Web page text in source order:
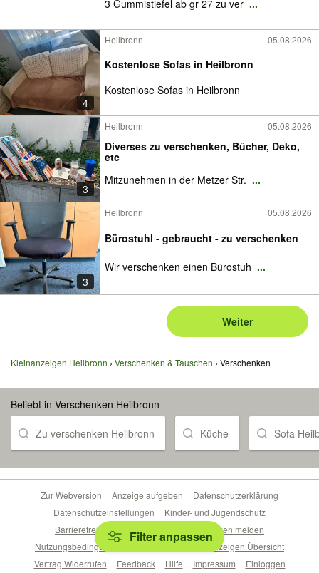
3 Gummistiefel ab gr 27 zu ver ...
4
Heilbronn 05.08.2026
Kostenlose Sofas in Heilbronn
Kostenlose Sofas in Heilbronn
3
Heilbronn 05.08.2026
Diverses zu verschenken, Bücher, Deko,
etc
Mitzunehmen in der Metzer Str. ...
3
Heilbronn 05.08.2026
Bürostuhl - gebraucht - zu verschenken
Wir verschenken einen Bürostuh ...
Weiter
Kleinanzeigen Heilbronn Verschenken & Tauschen Verschenken
Beliebt in Verschenken Heilbronn
Zu verschenken Heilbronn Küche Sofa
Filter anpassen
Zur Webversion Anzeige aufgeben
Datenschutzerklärung
Datenschutzeinstellungen
Kinder- und Jugendschutz
Barrierefreiheitserklärung
Sicherheitslücken melden
Nutzungsbedingungen
Beliebte Suchen
Anzeigen Übersicht
Vertrag Widerrufen
Feedback Hilfe Impressum Einloggen